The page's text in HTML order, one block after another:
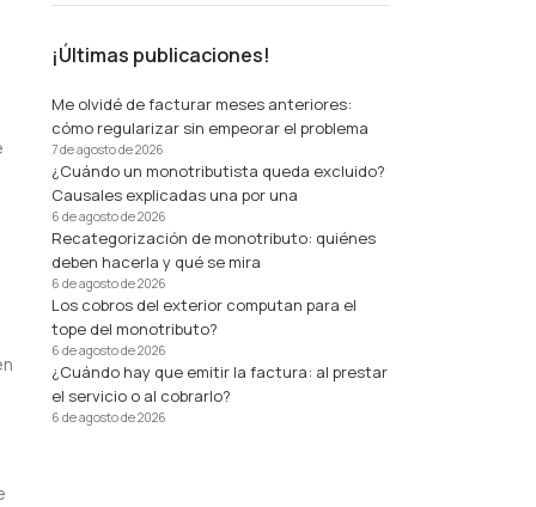
¡Últimas publicaciones!
Me olvidé de facturar meses anteriores:
cómo regularizar sin empeorar el problema
7 de agosto de 2026
¿Cuándo un monotributista queda excluido?
Causales explicadas una por una
6 de agosto de 2026
Recategorización de monotributo: quiénes
deben hacerla y qué se mira
6 de agosto de 2026
Los cobros del exterior computan para el
tope del monotributo?
6 de agosto de 2026
¿Cuándo hay que emitir la factura: al prestar
el servicio o al cobrarlo?
6 de agosto de 2026